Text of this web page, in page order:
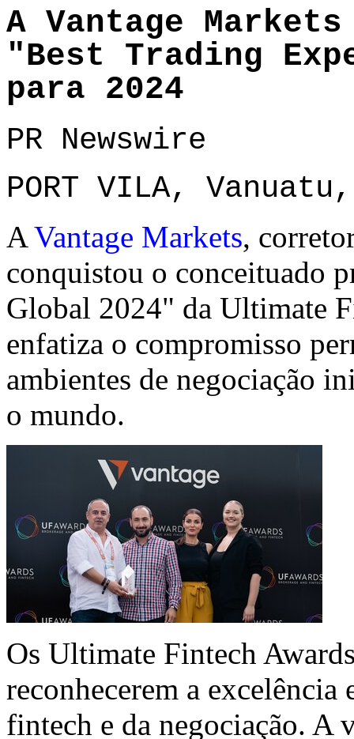
A Vantage
"Best Trading
para 2024
PR Newswire
PORT VILA,
AVantage Markets,
conquistou o conceituado
Global 2024" da Ultimate
enfatiza o compromisso
ambientes de negociação
o mundo.
Os Ultimate Fintech
reconhecerem a excelência
fintech e da negociação. A